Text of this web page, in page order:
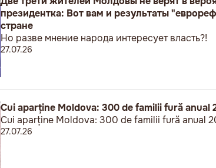
президентка: Вот вам и результаты
стране
Но разве мнение народа интересует власть?!
27.07.26
Cui aparține Moldova: 300 de familii fură anual
Cui aparține Moldova: 300 de familii fură anual
27.07.26